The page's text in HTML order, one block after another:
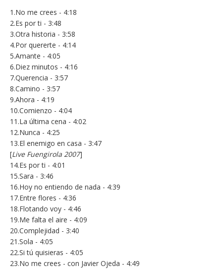
1.No me crees - 4:18
2.Es por ti - 3:48
3.Otra historia - 3:58
4.Por quererte - 4:14
5.Amante - 4:05
6.Diez minutos - 4:16
7.Querencia - 3:57
8.Camino - 3:57
9.Ahora - 4:19
10.Comienzo - 4:04
11.La última cena - 4:02
12.Nunca - 4:25
13.El enemigo en casa - 3:47
[Live Fuengirola 2007]
14.Es por ti - 4:01
15.Sara - 3:46
16.Hoy no entiendo de nada - 4:39
17.Entre flores - 4:36
18.Flotando voy - 4:46
19.Me falta el aire - 4:09
20.Complejidad - 3:40
21.Sola - 4:05
22.Si tú quisieras - 4:05
23.No me crees - con Javier Ojeda - 4:49